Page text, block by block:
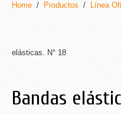
Home / Productos / Línea
elásticas. N° 18
Bandas